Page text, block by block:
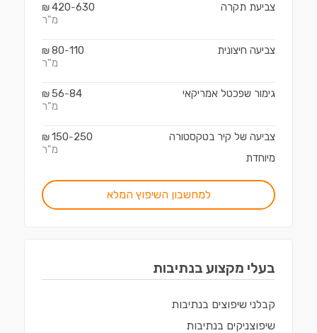
צביעת תקרה 420-630
₪
מ"ר
צביעה חיצונית 80-110
₪
מ"ר
גימור שפכטל אמריקאי 56-84
₪
מ"ר
צביעה של קיר בטקסטורה
מיוחדת
150-250
₪
מ"ר
למחשבון השיפוץ המלא
בעלי מקצוע בנתיבות
קבלני שיפוצים בנתיבות
שיפוצניקים בנתיבות